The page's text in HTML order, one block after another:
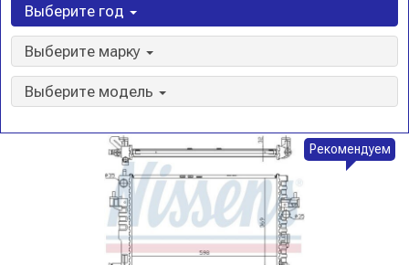
Выберите год
Выберите марку
Выберите модель
Рекомендуем